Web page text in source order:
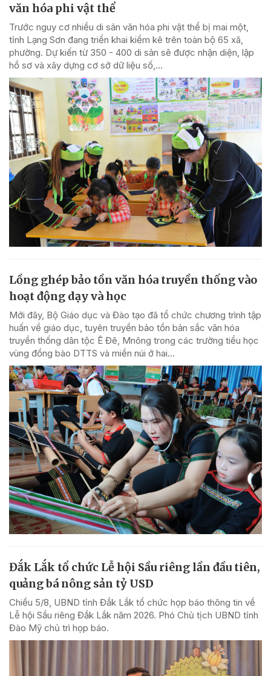
văn hóa phi vật thể
Trước nguy cơ nhiều di sản văn hóa phi vật thể bị mai một,
tỉnh Lạng Sơn đang triển khai kiểm kê trên toàn bộ 65 xã,
phường. Dự kiến từ 350 - 400 di sản sẽ được nhận diện, lập
hồ sơ và xây dựng cơ sở dữ liệu số,...
Lồng ghép bảo tồn văn hóa truyền thống vào
hoạt động dạy và học
Mới đây, Bộ Giáo dục và Đào tạo đã tổ chức chương trình tập
huấn về giáo dục, tuyên truyền bảo tồn bản sắc văn hóa
truyền thống dân tộc Ê Đê, Mnông trong các trường tiểu học
vùng đồng bào DTTS và miền núi ở hai...
Đắk Lắk tổ chức Lễ hội Sầu riêng lần đầu tiên,
quảng bá nông sản tỷ USD
Chiều 5/8, UBND tỉnh Đắk Lắk tổ chức họp báo thông tin về
Lễ hội Sầu riêng Đắk Lắk năm 2026. Phó Chủ tịch UBND tỉnh
Đào Mỹ chủ trì họp báo.